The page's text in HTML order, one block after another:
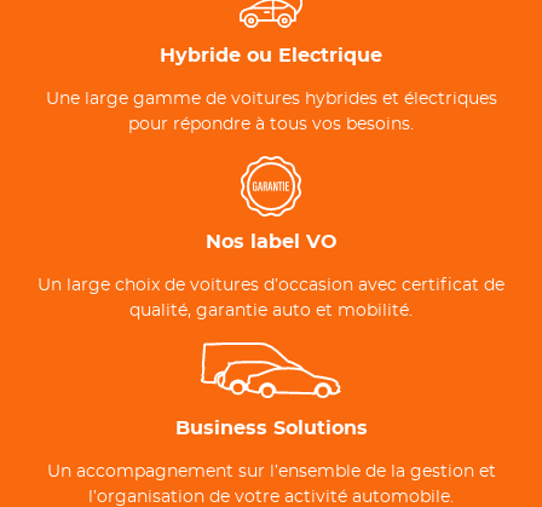
Hybride ou Electrique
Une large gamme de voitures hybrides et électriques
pour répondre à tous vos besoins.
Nos label VO
Un large choix de voitures d’occasion avec certificat de
qualité, garantie auto et mobilité.
Business Solutions
Un accompagnement sur l’ensemble de la gestion et
l’organisation de votre activité automobile.